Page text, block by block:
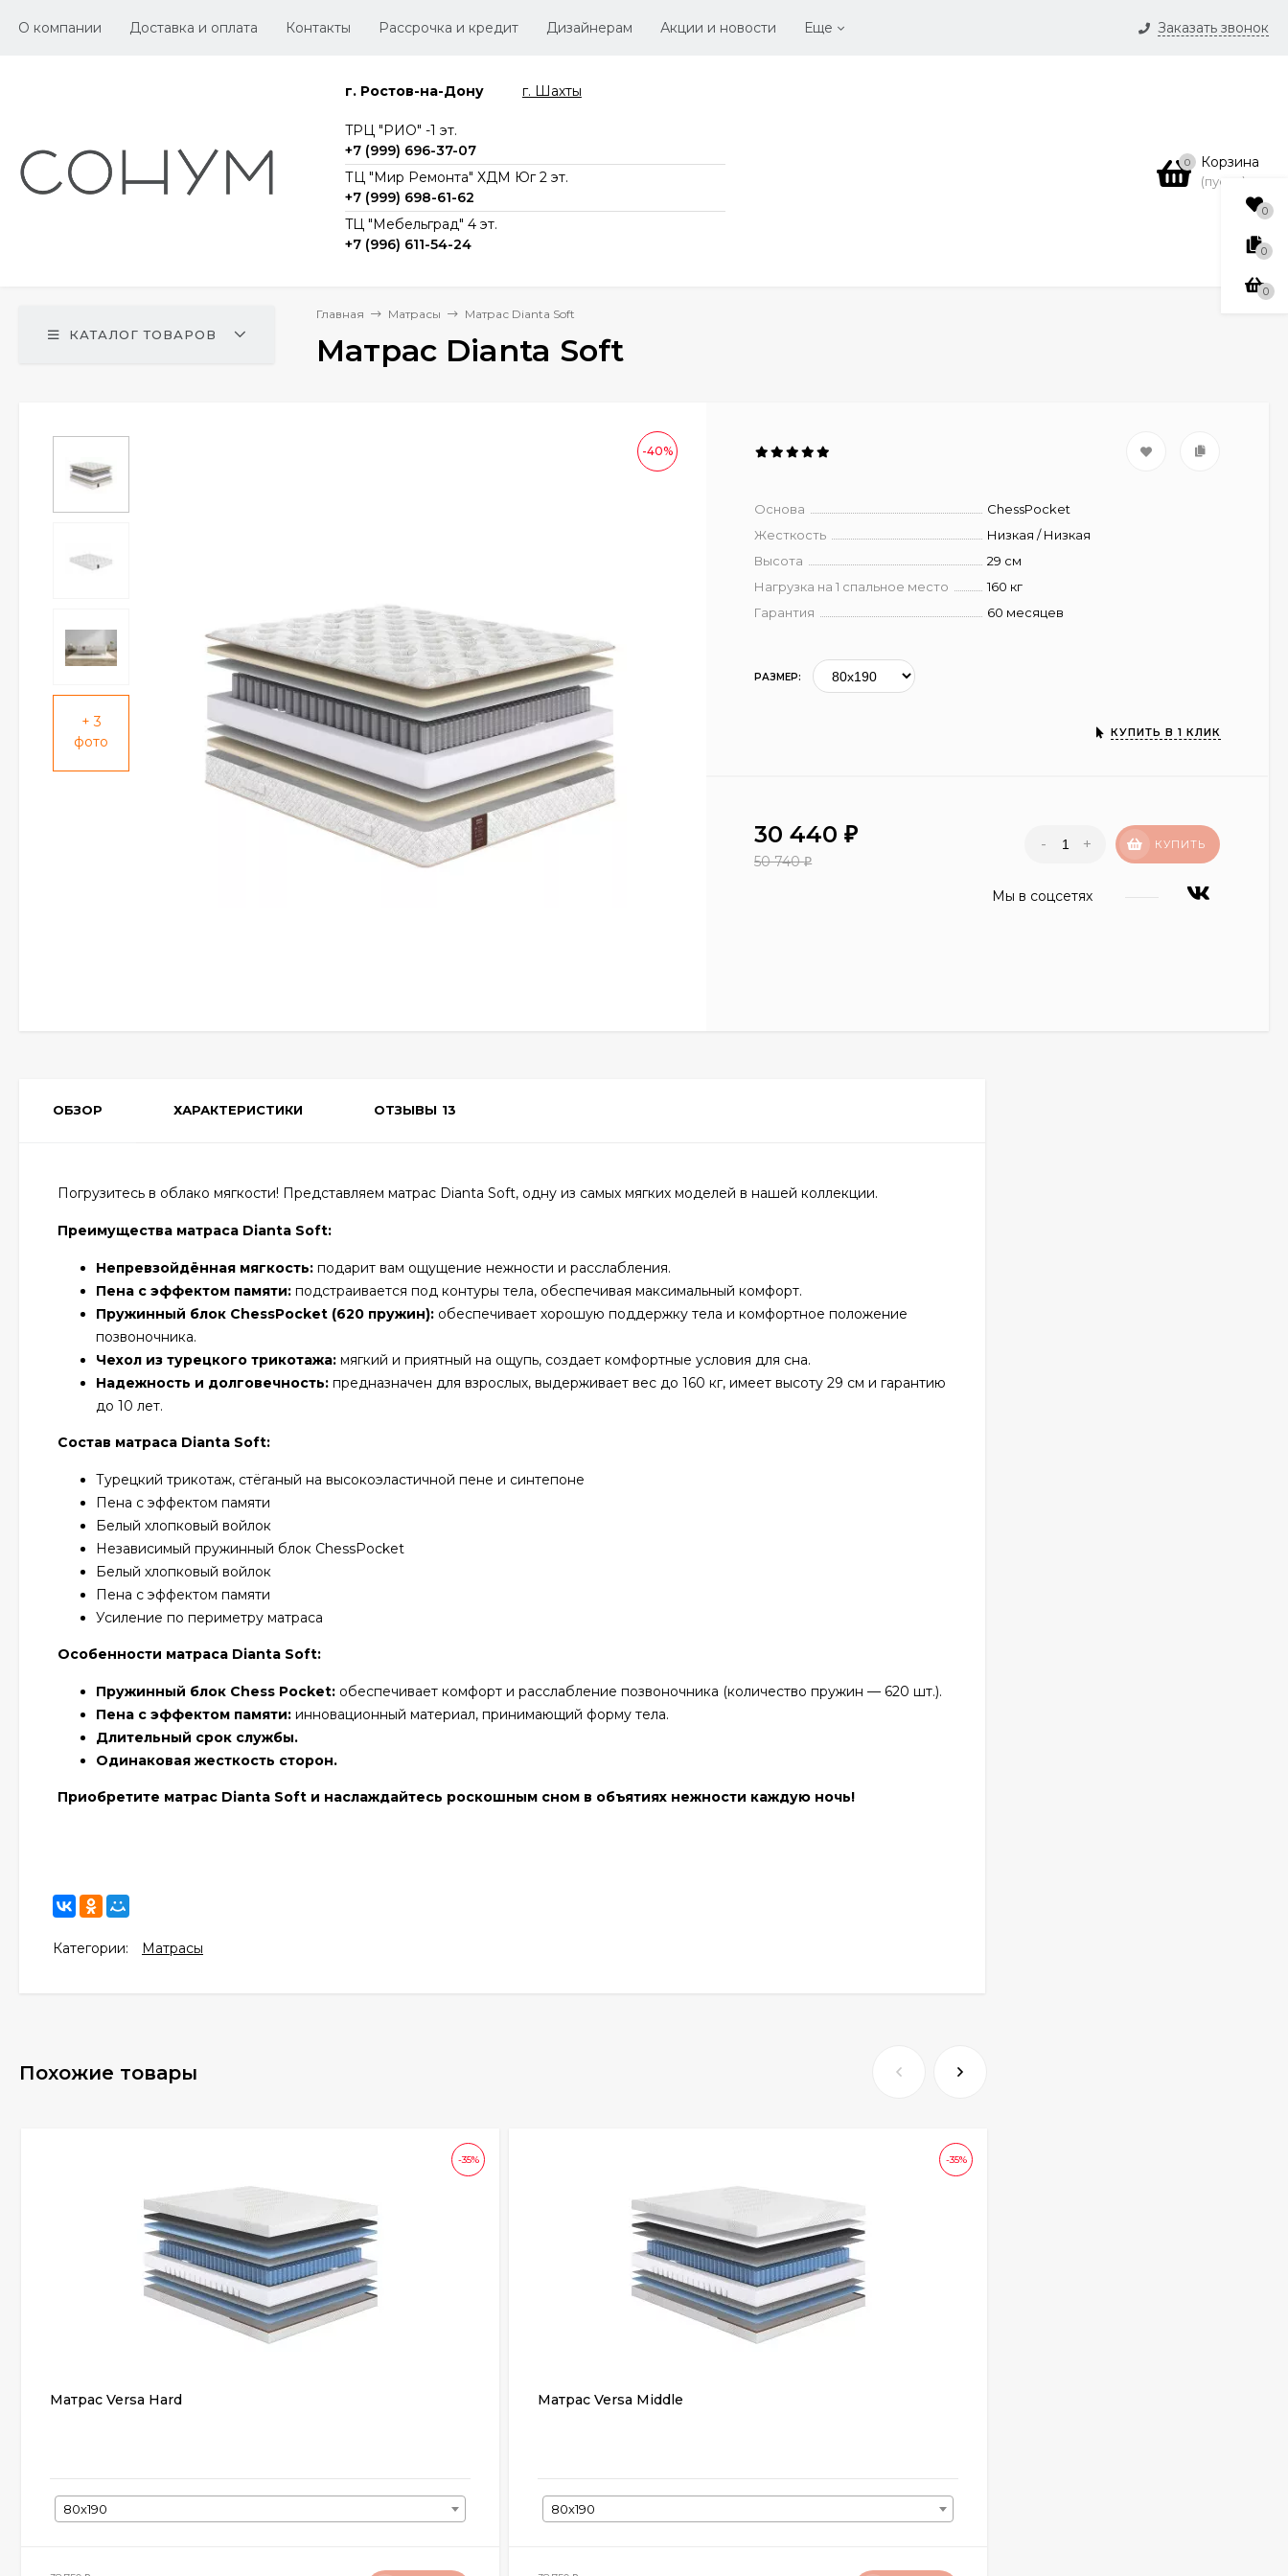
Заказать звонок
О компании Доставка и оплата Контакты Рассрочка и кредит Дизайнерам Акции и новости Еще
г. Ростов-на-Дону г. Шахты
TРЦ "РИО" -1 эт.
+7 (999) 696-37-07
ТЦ "Мир Ремонта" ХДМ Юг 2 эт.
+7 (999) 698-61-62
TЦ "Мебельград" 4 эт.
+7 (996) 611-54-24
0 Корзина
(пусто)
КАТАЛОГ ТОВАРОВ
Главная Матрасы Матрас Dianta Soft
Матрас Dianta Soft
+ 3
фото
-40%
Основа
ChessPocket
Жесткость
Низкая / Низкая
Высота
29 см
Нагрузка на 1 спальное место
160 кг
Гарантия
60 месяцев
РАЗМЕР:
КУПИТЬ В 1 КЛИК
30 440₽
50 740₽
- + КУПИТЬ
Мы в соцсетях
ОБЗОР ХАРАКТЕРИСТИКИ ОТЗЫВЫ 13
Погрузитесь в облако мягкости! Представляем матрас Dianta Soft, одну из самых мягких моделей в нашей коллекции.
Преимущества матраса Dianta Soft:
Непревзойдённая мягкость: подарит вам ощущение нежности и расслабления.
Пена с эффектом памяти: подстраивается под контуры тела, обеспечивая максимальный комфорт.
Пружинный блок ChessPocket (620 пружин): обеспечивает хорошую поддержку тела и комфортное положение
позвоночника.
Чехол из турецкого трикотажа: мягкий и приятный на ощупь, создает комфортные условия для сна.
Надежность и долговечность: предназначен для взрослых, выдерживает вес до 160 кг, имеет высоту 29 см и гарантию
до 10 лет.
Состав матраса Dianta Soft:
Турецкий трикотаж, стёганый на высокоэластичной пене и синтепоне
Пена с эффектом памяти
Белый хлопковый войлок
Независимый пружинный блок ChessPocket
Белый хлопковый войлок
Пена с эффектом памяти
Усиление по периметру матраса
Особенности матраса Dianta Soft:
Пружинный блок Chess Pocket: обеспечивает комфорт и расслабление позвоночника (количество пружин — 620 шт.).
Пена с эффектом памяти: инновационный материал, принимающий форму тела.
Длительный срок службы.
Одинаковая жесткость сторон.
Приобретите матрас Dianta Soft и наслаждайтесь роскошным сном в объятиях нежности каждую ночь!
Категории: Матрасы
Похожие товары
-35%
Матрас Versa Hard
80х190
-35%
Матрас Versa Middle
80х190
0
0
0